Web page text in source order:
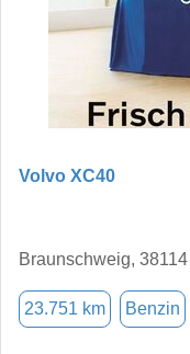
Volvo XC40
Braunschweig, 38114
23.751 km Benzin